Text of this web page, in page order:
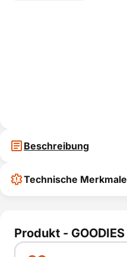
Beschreibung
Technische Merkmale
Produkt - GOODIES